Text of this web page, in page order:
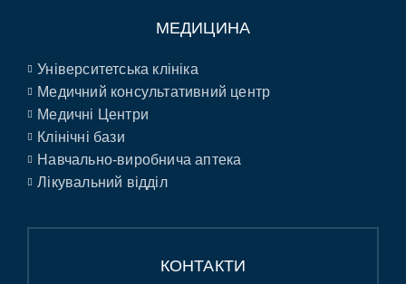
МЕДИЦИНА
Університетська клініка
Медичний консультативний центр
Медичні Центри
Клінічні бази
Навчально-виробнича аптека
Лікувальний відділ
КОНТАКТИ